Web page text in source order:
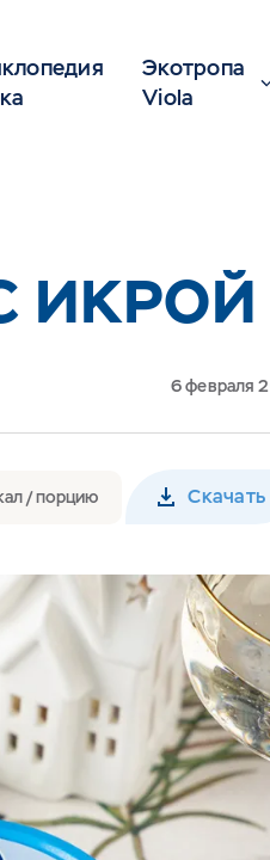
Экотропа
Viola
ИКРОЙ
6 февраля
/ порцию Скачать